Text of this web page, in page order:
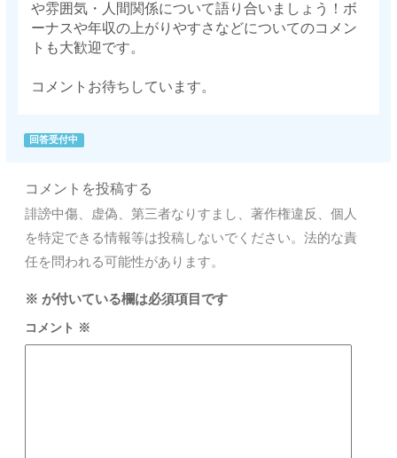
や雰囲気・人間関係について語り合いましょう！ボ
ーナスや年収の上がりやすさなどについてのコメン
トも大歓迎です。
コメントお待ちしています。
回答受付中
コメントを投稿する
誹謗中傷、虚偽、第三者なりすまし、著作権違反、個人
を特定できる情報等は投稿しないでください。法的な責
任を問われる可能性があります。
※ が付いている欄は必須項目です
コメント ※